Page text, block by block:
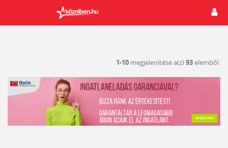
1-10 megjelenítése a(z)93elemből.